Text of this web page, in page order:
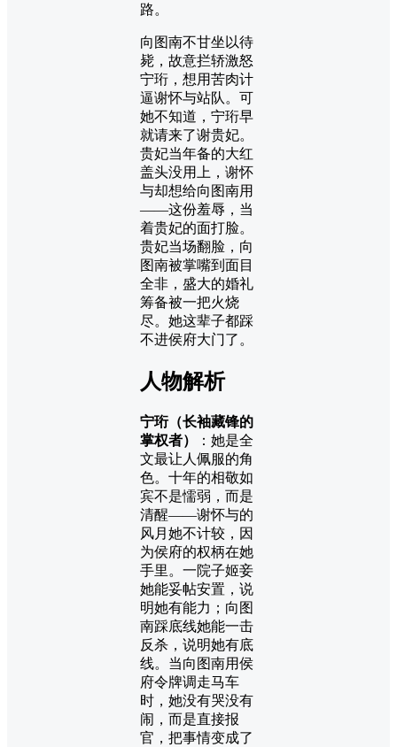
路。
向图南不甘坐以待
毙，故意拦轿激怒
宁珩，想用苦肉计
逼谢怀与站队。可
她不知道，宁珩早
就请来了谢贵妃。
贵妃当年备的大红
盖头没用上，谢怀
与却想给向图南用
——这份羞辱，当
着贵妃的面打脸。
贵妃当场翻脸，向
图南被掌嘴到面目
全非，盛大的婚礼
筹备被一把火烧
尽。她这辈子都踩
不进侯府大门了。
人物解析
宁珩（长袖藏锋的
掌权者）
：她是全
文最让人佩服的角
色。十年的相敬如
宾不是懦弱，而是
清醒——谢怀与的
风月她不计较，因
为侯府的权柄在她
手里。一院子姬妾
她能妥帖安置，说
明她有能力；向图
南踩底线她能一击
反杀，说明她有底
线。当向图南用侯
府令牌调走马车
时，她没有哭没有
闹，而是直接报
官，把事情变成了